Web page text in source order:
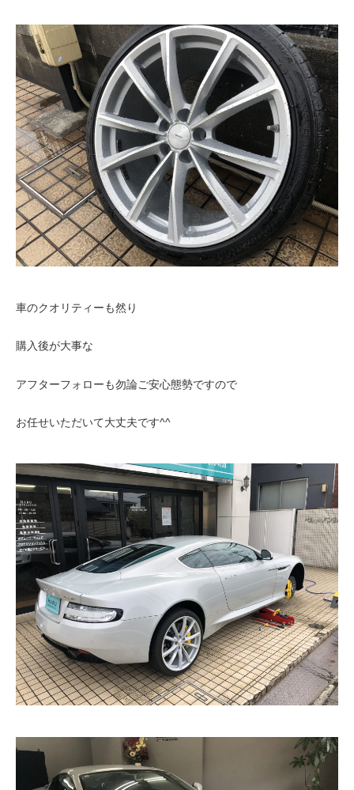
車のクオリティーも然り
購入後が大事な
アフターフォローも勿論ご安心態勢ですので
お任せいただいて大丈夫です^^